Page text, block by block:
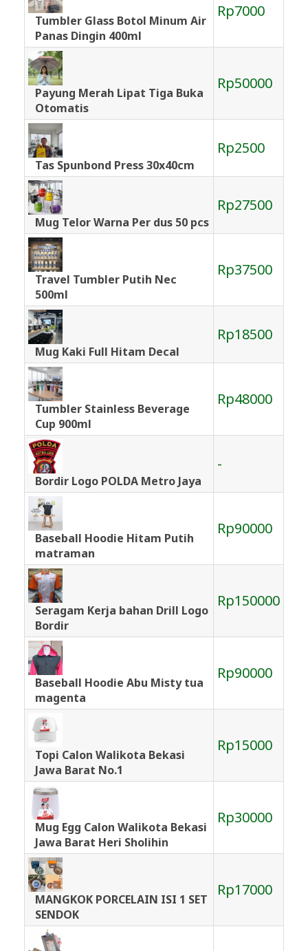
Tumbler Glass Botol Minum Air
Panas Dingin 400ml
Rp7000
Payung Merah Lipat Tiga Buka
Otomatis
Rp50000
Tas Spunbond Press 30x40cm
Rp2500
Mug Telor Warna Per dus 50 pcs
Rp27500
Travel Tumbler Putih Nec
500ml
Rp37500
Mug Kaki Full Hitam Decal
Rp18500
Tumbler Stainless Beverage
Cup 900ml
Rp48000
Bordir Logo POLDA Metro Jaya
-
Baseball Hoodie Hitam Putih
matraman
Rp90000
Seragam Kerja bahan Drill Logo
Bordir
Rp150000
Baseball Hoodie Abu Misty tua
magenta
Rp90000
Topi Calon Walikota Bekasi
Jawa Barat No.1
Rp15000
Mug Egg Calon Walikota Bekasi
Jawa Barat Heri Sholihin
Rp30000
MANGKOK PORCELAIN ISI 1 SET
SENDOK
Rp17000